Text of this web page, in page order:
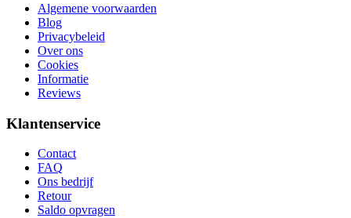
Algemene voorwaarden
Blog
Privacybeleid
Over ons
Cookies
Informatie
Reviews
Klantenservice
Contact
FAQ
Ons bedrijf
Retour
Saldo opvragen